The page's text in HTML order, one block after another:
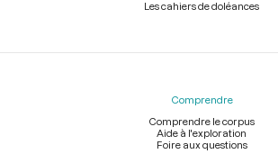
Les cahiers de doléances
Comprendre
Comprendre le corpus
Aide à l'exploration
Foire aux questions